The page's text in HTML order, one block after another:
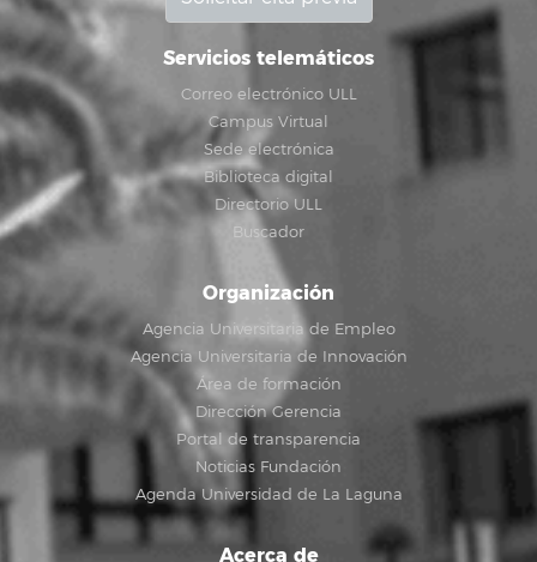
Servicios telemáticos
Correo electrónico ULL
Campus Virtual
Sede electrónica
Biblioteca digital
Directorio ULL
Buscador
Organización
Agencia Universitaria de Empleo
Agencia Universitaria de Innovación
Área de formación
Dirección Gerencia
Portal de transparencia
Noticias Fundación
Agenda Universidad de La Laguna
Acerca de